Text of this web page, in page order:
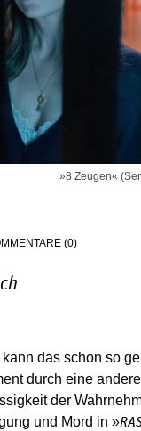
»8 Zeugen«
(0)
das schon so
durch eine
der
und Mord in »